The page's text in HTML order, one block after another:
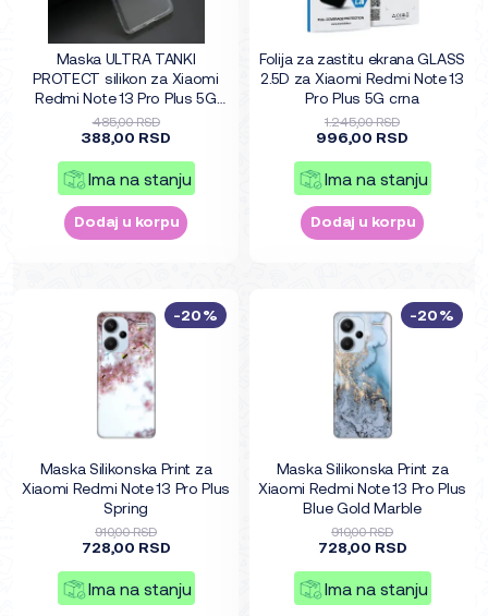
Maska ULTRA TANKI
PROTECT silikon za Xiaomi
Redmi Note 13 Pro Plus 5G
providna (bela)
485,00 RSD
388,00 RSD
Ima na stanju
Dodaj u korpu
Folija za zastitu ekrana GLASS
2.5D za Xiaomi Redmi Note 13
Pro Plus 5G crna
1.245,00 RSD
996,00 RSD
Ima na stanju
Dodaj u korpu
Maska Silikonska Print za
Xiaomi Redmi Note 13 Pro Plus
Spring
910,00 RSD
728,00 RSD
Ima na stanju
-20%
Maska Silikonska Print za
Xiaomi Redmi Note 13 Pro Plus
Blue Gold Marble
910,00 RSD
728,00 RSD
Ima na stanju
-20%